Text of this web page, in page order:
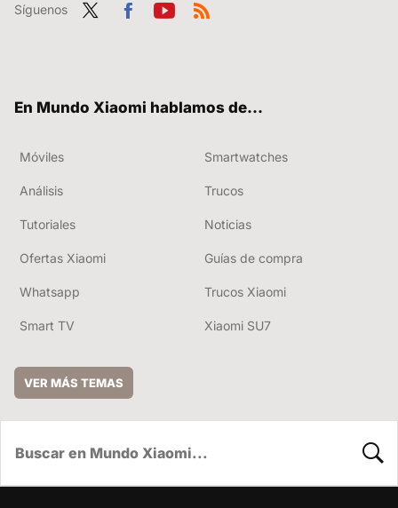
Síguenos
En Mundo Xiaomi hablamos de...
Móviles Smartwatches
Análisis Trucos
Tutoriales Noticias
Ofertas Xiaomi Guías de compra
Whatsapp Trucos Xiaomi
Smart TV Xiaomi SU7
VER MÁS TEMAS